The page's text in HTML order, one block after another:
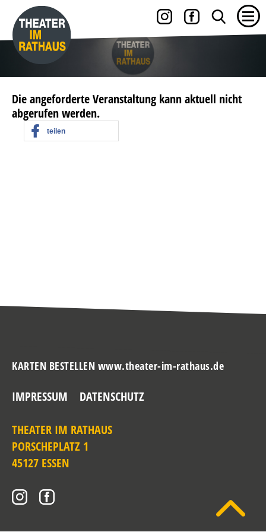
Die angeforderte Veranstaltung kann aktuell nicht
abgerufen werden.
teilen
KARTEN BESTELLEN www.theater-im-rathaus.de
IMPRESSUM DATENSCHUTZ
THEATER IM RATHAUS
PORSCHEPLATZ 1
45127 ESSEN